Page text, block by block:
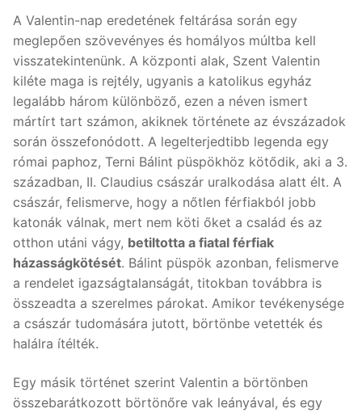
A Valentin-nap eredetének feltárása során egy
meglepően szövevényes és homályos múltba kell
visszatekintenünk. A központi alak, Szent Valentin
kiléte maga is rejtély, ugyanis a katolikus egyház
legalább három különböző, ezen a néven ismert
mártírt tart számon, akiknek története az évszázadok
során összefonódott. A legelterjedtibb legenda egy
római paphoz, Terni Bálint püspökhöz kötődik, aki a 3.
században, II. Claudius császár uralkodása alatt élt. A
császár, felismerve, hogy a nőtlen férfiakból jobb
katonák válnak, mert nem köti őket a család és az
otthon utáni vágy, betiltotta a fiatal férfiak
házasságkötését. Bálint püspök azonban, felismerve
a rendelet igazságtalanságát, titokban továbbra is
összeadta a szerelmes párokat. Amikor tevékenysége
a császár tudomására jutott, börtönbe vetették és
halálra ítélték.
Egy másik történet szerint Valentin a börtönben
összebarátkozott börtönőre vak leányával, és egy